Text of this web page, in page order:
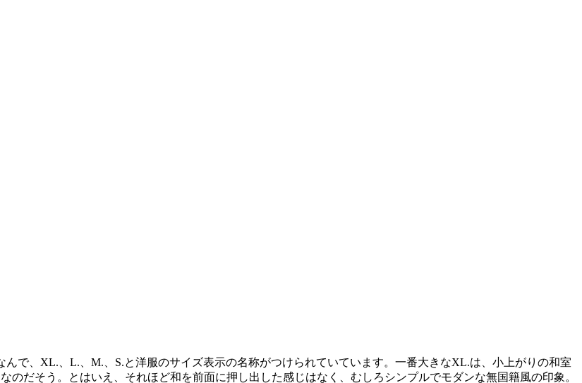
で、XL.、L.、M.、S.と洋服のサイズ表示の名称がつけられていています。一番大きなXL.は、小上がりの和室
だそう。とはいえ、それほど和を前面に押し出した感じはなく、むしろシンプルでモダンな無国籍風の印象。